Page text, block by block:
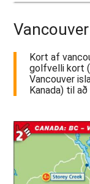
Kort af
golfvelli kort
Vancouver
Kanada) til